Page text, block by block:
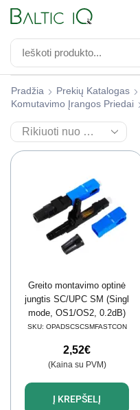
Pradžia Prekių Katalogas
Komutavimo Įrangos Priedai
Greito montavimo optinė
jungtis SC/UPC SM (Singl
mode, OS1/OS2, 0.2dB)
SKU: OPADSCSCSMFASTCON
2,52€
(Kaina su PVM)
Į KREPŠELĮ